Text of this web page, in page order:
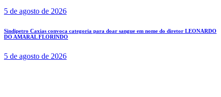
5 de agosto de 2026
Sindipetro Caxias convoca categoria para doar sangue em nome do diretor LEONARDO
DO AMARAL FLORINDO
5 de agosto de 2026